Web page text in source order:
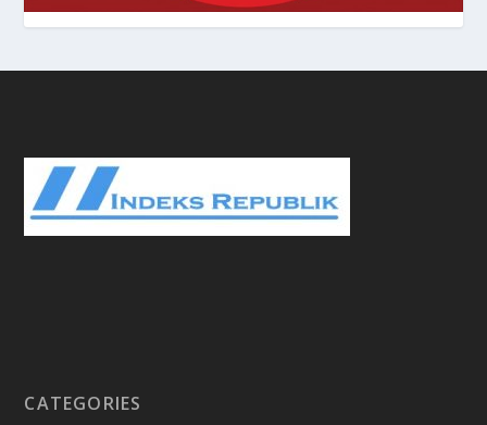
CATEGORIES